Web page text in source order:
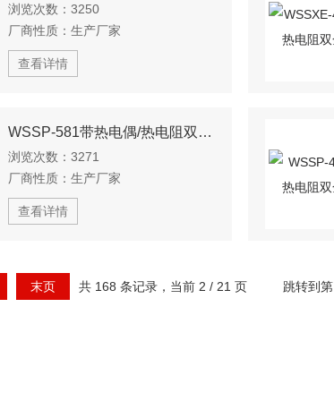
浏览次数： 3250
厂商性质： 生产厂家
查看详情
WSSP-581带热电偶/热电阻双金属温度计
浏览次数： 3271
厂商性质： 生产厂家
查看详情
共 168 条记录，当前 2 / 21 页
末页 跳转到第